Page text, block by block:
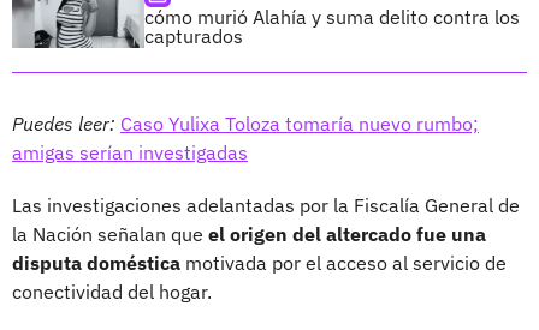
cómo murió Alahía y suma delito contra los
capturados
Puedes leer: Caso Yulixa Toloza tomaría nuevo rumbo;
amigas serían investigadas
Las investigaciones adelantadas por la Fiscalía General de
la Nación señalan que el origen del altercado fue una
disputa doméstica motivada por el acceso al servicio de
conectividad del hogar.